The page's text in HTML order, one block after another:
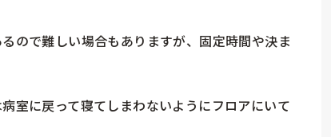
ので難しい場合もありますが、固定時間や決ま
室に戻って寝てしまわないようにフロアにいて